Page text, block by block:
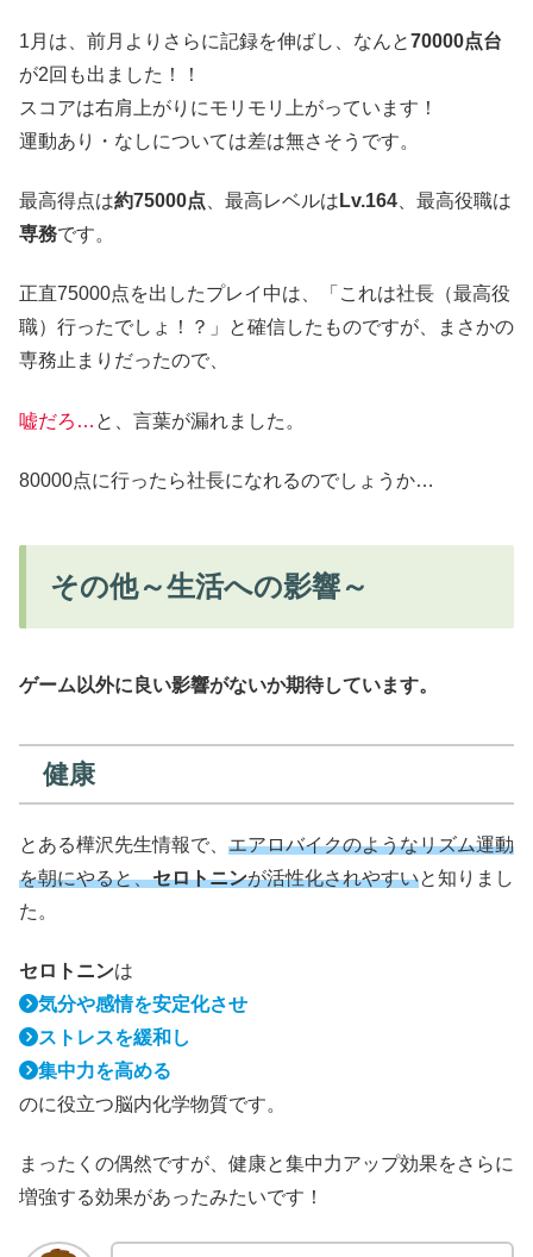
1月は、前月よりさらに記録を伸ばし、なんと70000点台
が2回も出ました！！
スコアは右肩上がりにモリモリ上がっています！
運動あり・なしについては差は無さそうです。
最高得点は約75000点 、最高レベルは Lv.164 、最高役職は
専務です。
正直75000点を出したプレイ中は、「これは社長（最高役
職）行ったでしょ！？」と確信したものですが、まさかの
専務止まりだったので、
嘘だろ… と、言葉が漏れました。
80000点に行ったら社長になれるのでしょうか…
その他～生活への影響～
ゲーム以外に良い影響がないか期待しています。
健康
とある樺沢先生情報で、 エアロバイクのようなリズム運動
を朝にやると、セロトニンが活性化されやすいと知りまし
た。
セロトニンは
気分や感情を安定化させ
ストレスを緩和し
集中力を高める
のに役立つ脳内化学物質です。
まったくの偶然ですが、健康と集中力アップ効果をさらに
増強する効果があったみたいです！